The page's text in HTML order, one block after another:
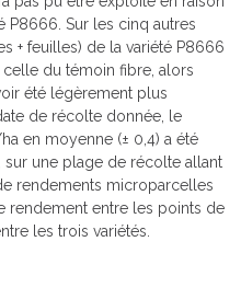
P8666. Sur les cinq autres
+ feuilles) de la variété P8666
du témoin fibre, alors
été légèrement plus
de récolte donnée, le
en moyenne (± 0,4) a été
sur une plage de récolte allant
rendements microparcelles
rendement entre les points de
les trois variétés.